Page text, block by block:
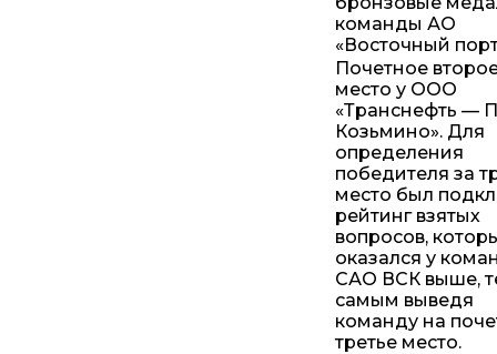
команды АО
«Восточный
Почетное
место у ООО
«Транснефть —
Козьмино». Для
определения
победителя за
место был
рейтинг взятых
вопросов,
оказался у
САО ВСК выше,
самым выведя
команду на
третье место.